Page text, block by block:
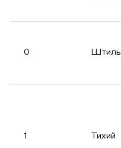
0 Штиль
1 Тихий